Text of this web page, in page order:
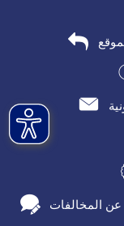
عن المخالفات